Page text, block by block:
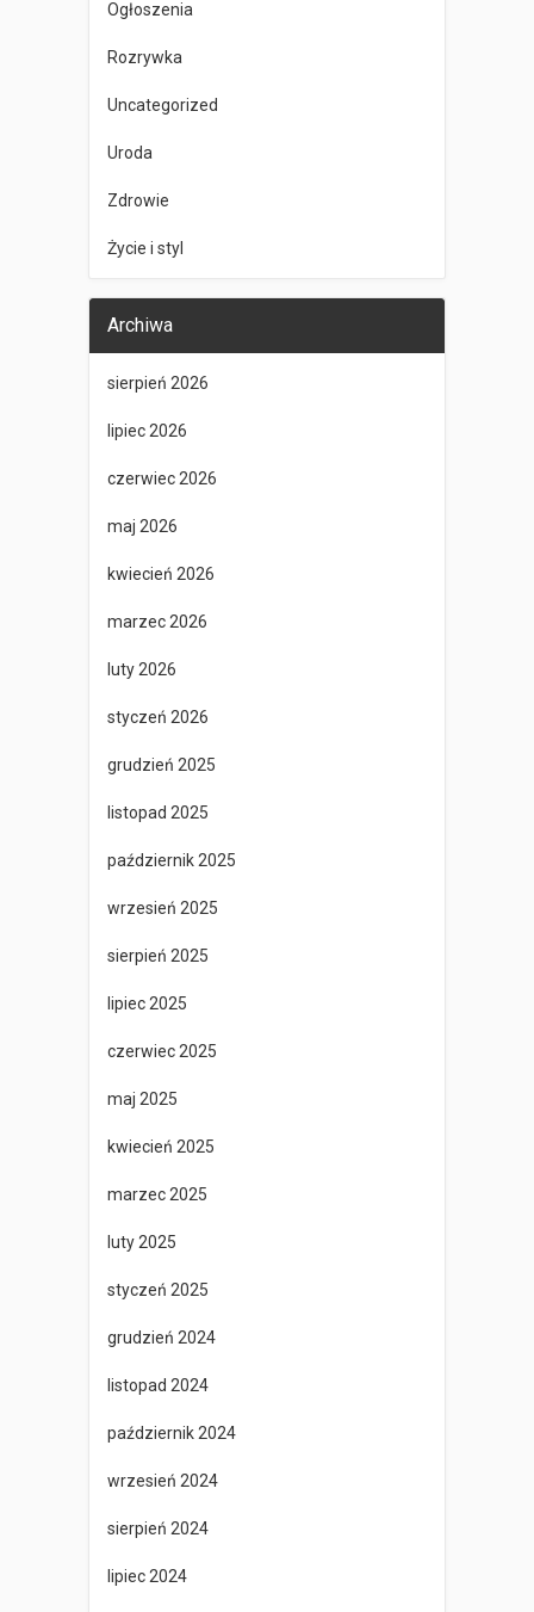
Ogłoszenia
Rozrywka
Uncategorized
Uroda
Zdrowie
Życie i styl
Archiwa
sierpień 2026
lipiec 2026
czerwiec 2026
maj 2026
kwiecień 2026
marzec 2026
luty 2026
styczeń 2026
grudzień 2025
listopad 2025
październik 2025
wrzesień 2025
sierpień 2025
lipiec 2025
czerwiec 2025
maj 2025
kwiecień 2025
marzec 2025
luty 2025
styczeń 2025
grudzień 2024
listopad 2024
październik 2024
wrzesień 2024
sierpień 2024
lipiec 2024